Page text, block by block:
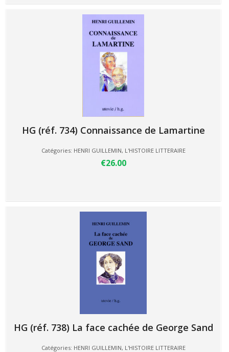
HG (réf. 734) Connaissance de Lamartine
Catégories: HENRI GUILLEMIN, L'HISTOIRE LITTERAIRE
€26.00
HG (réf. 738) La face cachée de George Sand
Catégories: HENRI GUILLEMIN, L'HISTOIRE LITTERAIRE